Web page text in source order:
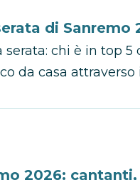
di Sanremo
chi è in top 5
da casa attraverso
2026: